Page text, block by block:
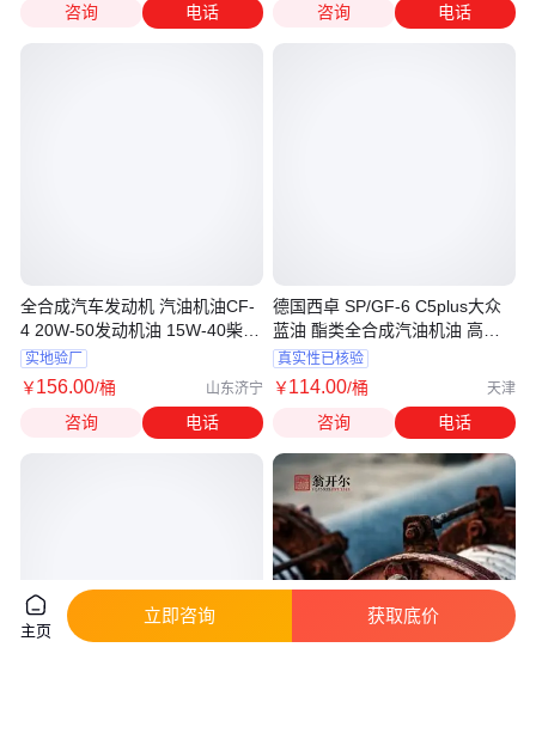
咨询 电话
全合成汽车发动机 汽油机油CF-
4 20W-50发动机油 15W-40柴油
机油
实地验厂
￥156.00/桶 山东济宁
咨询 电话
咨询 电话
德国西卓 SP/GF-6 C5plus大众
蓝油 酯类全合成汽油机油 高档
车用油
真实性已核验
￥114.00/桶 天津
咨询 电话
主页
立即咨询 获取底价